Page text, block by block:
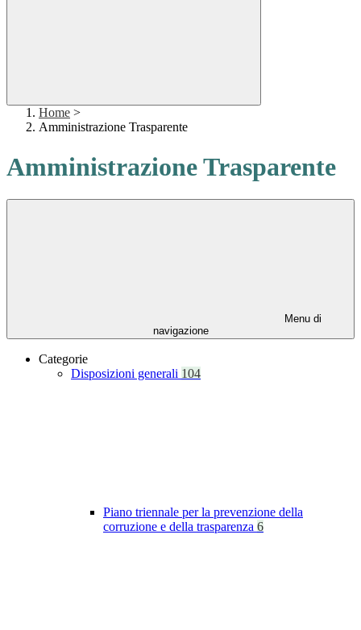
Home >
Amministrazione Trasparente
Amministrazione Trasparente
Menu di
navigazione
Categorie
Disposizioni generali 104
Piano triennale per la prevenzione della
corruzione e della trasparenza 6